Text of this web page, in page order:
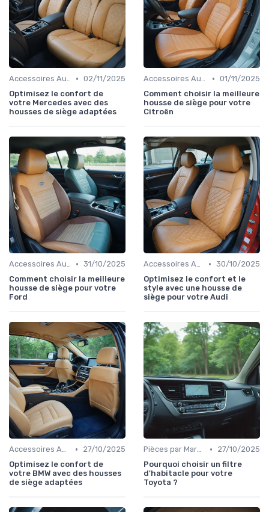
Accessoires Auto • 02/11/2025
Optimisez le confort de
votre Mercedes avec des
housses de siège adaptées
Accessoires Auto • 01/11/2025
Comment choisir la meilleure
housse de siège pour votre
Citroën
Accessoires Auto • 31/10/2025
Comment choisir la meilleure
housse de siège pour votre
Ford
Accessoires Auto • 30/10/2025
Optimisez le confort et le
style avec une housse de
siège pour votre Audi
Accessoires Auto •
27/10/2025
Optimisez le confort de
votre BMW avec des housses
de siège adaptées
Pièces par Marque de Voiture •
27/10/2025
Pourquoi choisir un filtre
d'habitacle pour votre
Toyota ?